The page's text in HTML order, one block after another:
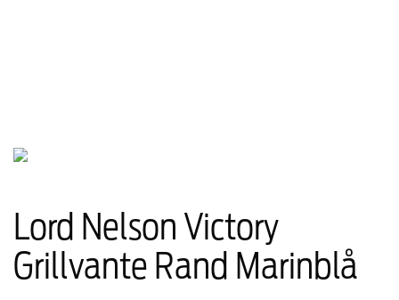
Lord Nelson Victory
Grillvante Rand Marinblå